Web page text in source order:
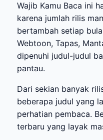
Wajib Kamu Baca ini
karena jumlah rilis
bertambah setiap
Webtoon, Tapas,
dipenuhi judul-judul
pantau.
Dari sekian banyak
beberapa judul yang
perhatian pembaca.
terbaru yang layak